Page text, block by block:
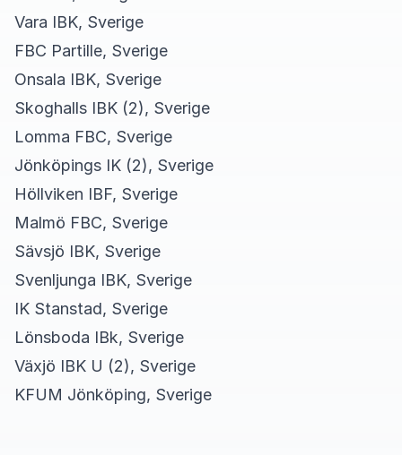
Vara IBK, Sverige
FBC Partille, Sverige
Onsala IBK, Sverige
Skoghalls IBK (2), Sverige
Lomma FBC, Sverige
Jönköpings IK (2), Sverige
Höllviken IBF, Sverige
Malmö FBC, Sverige
Sävsjö IBK, Sverige
Svenljunga IBK, Sverige
IK Stanstad, Sverige
Lönsboda IBk, Sverige
Växjö IBK U (2), Sverige
KFUM Jönköping, Sverige